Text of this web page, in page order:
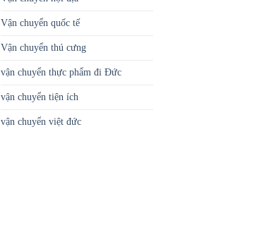
Vận chuyển quốc tế
Vận chuyển thú cưng
vận chuyển thực phẩm đi Đức
vận chuyển tiện ích
vận chuyển việt đức